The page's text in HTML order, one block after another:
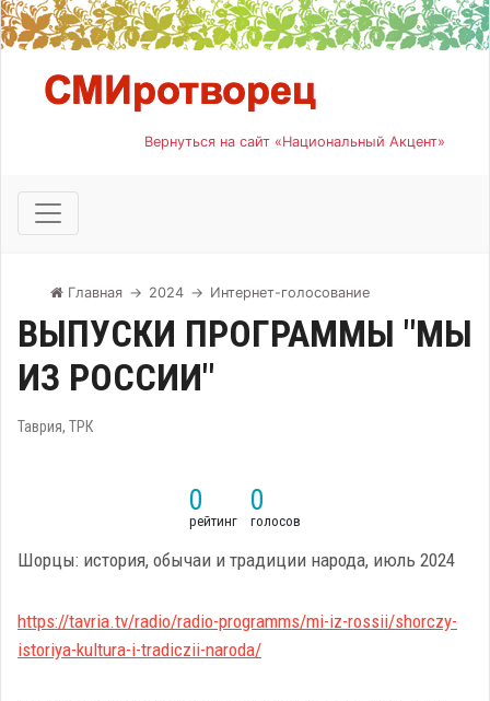
Вернуться на сайт «Национальный Акцент»
Главная → 2024 → Интернет-голосование
ВЫПУСКИ ПРОГРАММЫ "МЫ
ИЗ РОССИИ"
Таврия, ТРК
0
рейтинг
0
голосов
Шорцы: история, обычаи и традиции народа, июль 2024
https://tavria.tv/radio/radio-programms/mi-iz-rossii/shorczy-
istoriya-kultura-i-tradiczii-naroda/